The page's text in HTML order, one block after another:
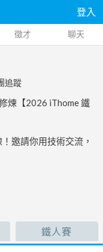
登入
徵才 聊天
追蹤
煉【2026 iThome 鐵
邀請你用技術交流，
鐵人賽